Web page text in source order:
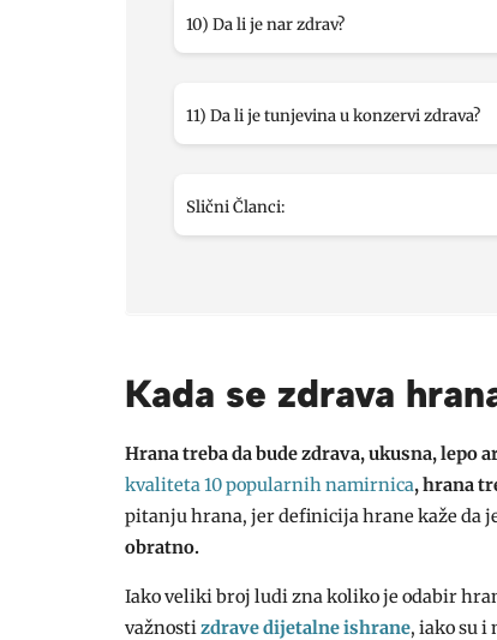
10) Da li je nar zdrav?
11) Da li je tunjevina u konzervi zdrava?
Slični Članci:
Kada se zdrava
Hrana treba da bude zdrava, ukusna, lepo
kvaliteta 10 popularnih namirnica, hrana
pitanju hrana, jer definicija hrane kaže da
obratno.
Iako veliki broj ludi zna koliko je odabir
važnostizdrave dijetalne ishrane, iako su